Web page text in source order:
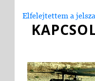
Elfelejtettem a